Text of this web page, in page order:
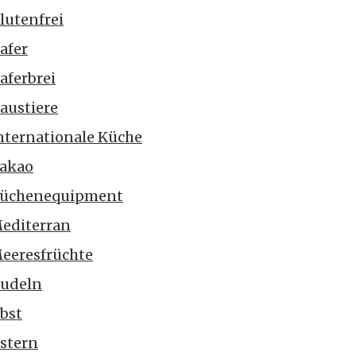
Küche